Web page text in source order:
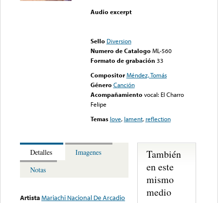
Audio excerpt
Sello Diversion
Numero de Catalogo ML-560
Formato de grabación 33
Compositor Méndez, Tomás
Género Canción
Acompañamiento vocal: El Charro
Felipe
Temas love, lament, reflection
Detalles
Imagenes
Notas
ArtistaMariachi Nacional De Arcadio
También
en este
mismo
medio